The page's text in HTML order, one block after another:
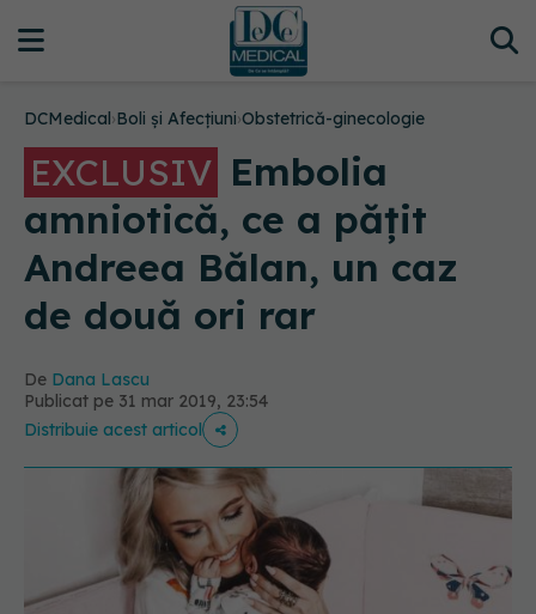
DCMedical›Boli și Afecțiuni›Obstetrică-ginecologie
EXCLUSIV Embolia
amniotică, ce a pățit
Andreea Bălan, un caz
de două ori rar
De Dana Lascu
Publicat pe 31 mar 2019, 23:54
Distribuie acest articol